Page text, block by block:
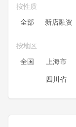
按性质
全部
新店融资
按地区
全国
上海市
四川省
浙江省
河北省